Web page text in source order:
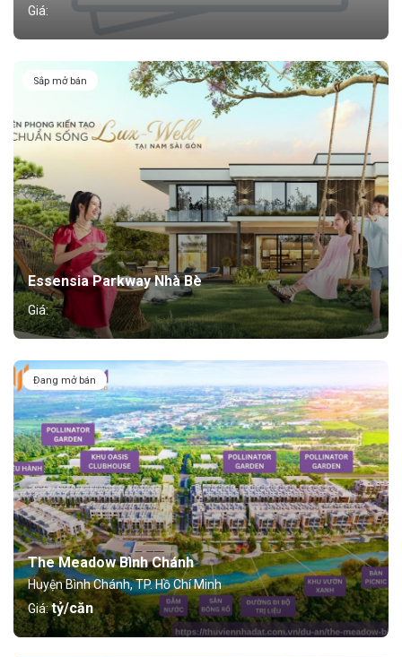
Giá:
Sắp mở bán
Essensia Parkway Nhà Bè
Giá:
Đang mở bán
The Meadow Bình Chánh
Huyện Bình Chánh, TP. Hồ Chí Minh
Giá:tỷ/căn